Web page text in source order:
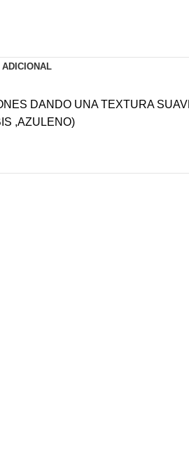
ADICIONAL
DANDO UNA TEXTURA
,AZULENO)